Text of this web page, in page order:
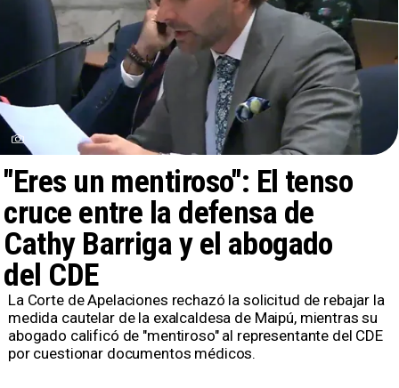
"Eres un mentiroso": El tenso
cruce entre la defensa de
Cathy Barriga y el abogado
del CDE
​La Corte de Apelaciones rechazó la solicitud de rebajar la
medida cautelar de la exalcaldesa de Maipú, mientras su
abogado calificó de "mentiroso" al representante del CDE
por cuestionar documentos médicos.